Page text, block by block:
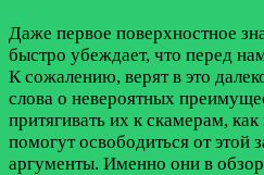
Даже первое поверхностное
быстро убеждает, что перед
К сожалению, верят в это
слова о невероятных
притягивать их к скамерам,
помогут освободиться от этой
аргументы. Именно они в